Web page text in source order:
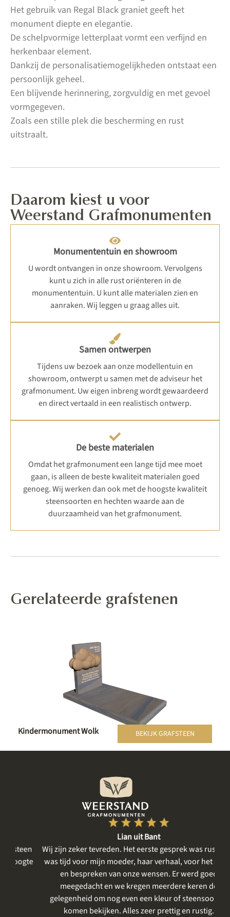
Het gebruik van Regal Black graniet geeft het
monument diepte en elegantie.
De schelpvormige letterplaat vormt een verfijnd en
herkenbaar element.
Dankzij de personalisatiemogelijkheden ontstaat een
persoonlijk geheel.
Een blijvende herinnering, zorgvuldig en met gevoel
vormgegeven.
Zoals een stille plek die bescherming en rust
uitstraalt.
Daarom kiest u voor
Weerstand Grafmonumenten
Monumententuin en showroom
U wordt ontvangen in onze showroom. Vervolgens
kunt u zich in alle rust oriënteren in de
monumententuin. U kunt alle materialen zien en
aanraken. Wij leggen u graag alles uit.
Samen ontwerpen
Tijdens uw bezoek aan onze modellentuin en
showroom, ontwerpt u samen met de adviseur het
grafmonument. Uw eigen inbreng wordt gewaardeerd
en direct vertaald in een realistisch ontwerp.
De beste materialen
Omdat het grafmonument een lange tijd mee moet
gaan, is alleen de beste kwaliteit materialen goed
genoeg. Wij werken dan ook met de hoogste kwaliteit
steensoorten en hechten waarde aan de
duurzaamheid van het grafmonument.
Gerelateerde grafstenen
Kindermonument Wolk BEKIJK GRAFSTEEN
Lian uit Bant
Wij zijn zeker tevreden. Het eerste gesprek was rustig, er
was tijd voor mijn moeder, haar verhaal, voor het delen
en bespreken van onze wensen. Er werd goed
meegedacht en we kregen meerdere keren de
gelegenheid om nog even een kleur of steensoort te
komen bekijken. Alles zeer prettig en rustig.